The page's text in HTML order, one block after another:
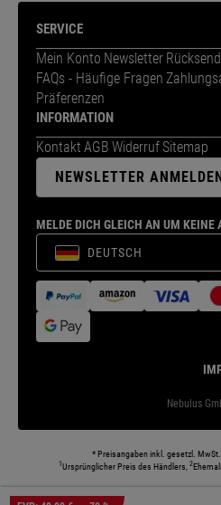
SERVICE
Mein Konto Newsletter
FAQs - Häufige Fragen
Präferenzen
INFORMATION
Kontakt AGB Widerruf Sitemap
NEWSLETTER
MELDE DICH GLEICH AN UM KEINE
DEUTSCH
Nebulus
* Preisangaben inkl. gesetzl. MwSt.
1Ursprünglicher Preis des Händlers, 2
Die abgebildeten Models und Umgebungen